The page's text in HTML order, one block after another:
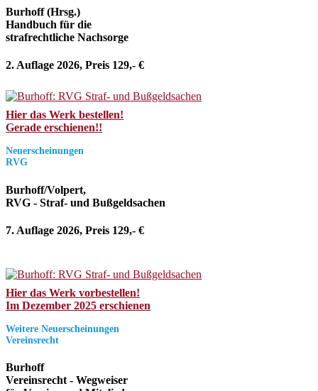
Burhoff (Hrsg.)
Handbuch für die
strafrechtliche Nachsorge
2. Auflage 2026, Preis 129,- €
Hier das Werk bestellen!
Gerade erschienen!!
Neuerscheinungen
RVG
Burhoff/Volpert,
RVG - Straf- und Bußgeldsachen
7. Auflage 2026, Preis 129,- €
Hier das Werk vorbestellen!
Im Dezember 2025 erschienen
Weitere Neuerscheinungen
Vereinsrecht
Burhoff
Vereinsrecht - Wegweiser